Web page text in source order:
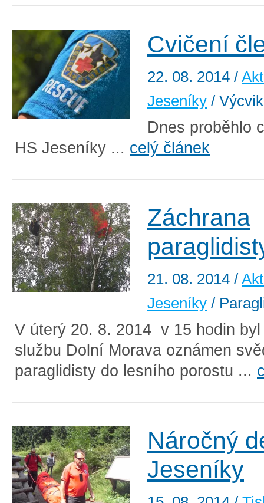
Cvičení
22. 08. 2014 /
Jeseníky / Výcvik
Dnes proběhlo
HS Jeseníky ... celý článek
Záchrana
21. 08. 2014 /
Jeseníky /
V úterý 20. 8. 2014 v 15 hodin
službu Dolní Morava oznámen
paraglidisty do lesního porostu ...
Náročný
Jeseníky